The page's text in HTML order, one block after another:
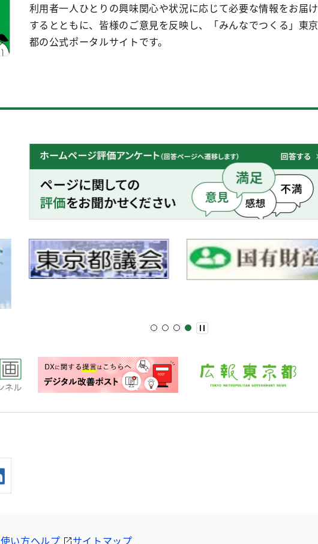
利用者一人ひとりの興味関心や状況に応じて必要な情報をお届け
するとともに、皆様のご意見を反映し、「みんなでつくる」東京
都の公式ポータルサイトです。
使い方ヘルプ サイトマップ